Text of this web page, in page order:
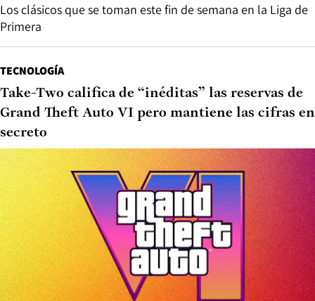
Los clásicos que se toman este fin de semana en la Liga de
Primera
TECNOLOGÍA
Take-Two califica de “inéditas” las reservas de
Grand Theft Auto VI pero mantiene las cifras en
secreto